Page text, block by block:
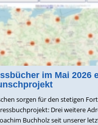
im Mai 2026
sorgen für den stetigen
Drei weitere
Buchholz seit unserer